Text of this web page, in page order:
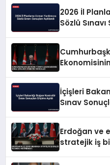
2026 İl
Sözlü
İçişleri
Sınav
Erdoğan ve
stratejik iş